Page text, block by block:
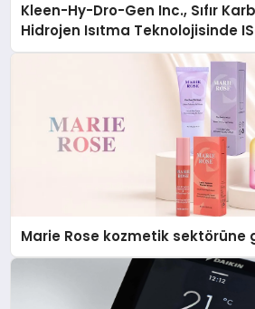
Kleen-Hy-Dro-Gen Inc., Sıfır
Hidrojen Isıtma Teknolojisinde
Düzenleyici Onaylarını Aldı
Marie Rose kozmetik sektörüne